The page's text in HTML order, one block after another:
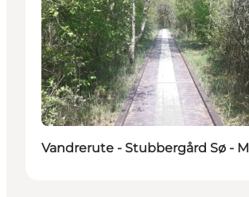
Vandrerute - Stubbergård Sø -